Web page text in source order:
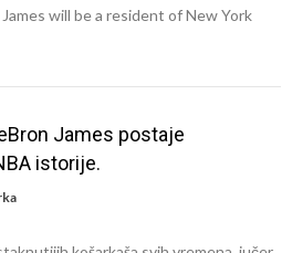
will be a resident of New York
James postaje
istorije.